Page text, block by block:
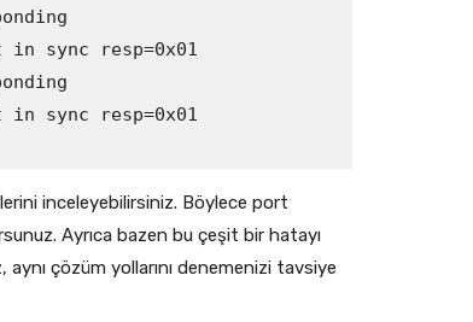
sync resp=0x01
sync resp=0x01
inceleyebilirsiniz. Böylece port
Ayrıca bazen bu çeşit bir hatayı
aynı çözüm yollarını denemenizi tavsiye